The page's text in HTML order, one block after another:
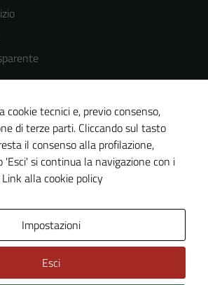
del sito
cookie tecnici e, previo consenso,
di terze parti. Cliccando sul tasto
il consenso alla profilazione,
si continua la navigazione con i
Link alla cookie policy
Impostazioni
Esci